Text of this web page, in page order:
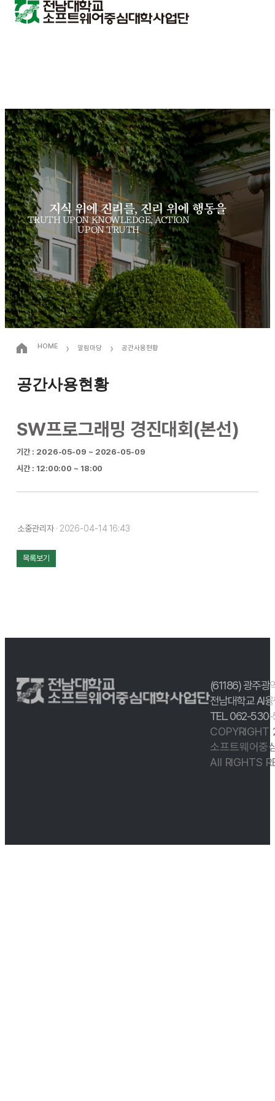
지식 위에 진리를, 진리 위에 행동을
TRUTH UPON KNOWLEDGE, ACTION
UPON TRUTH
HOME › 알림마당 › 공간사용현황
공간사용현황
SW프로그래밍 경진대회(본선)
기간 : 2026-05-09 ~ 2026-05-09
시간 : 12:00:00 ~ 18:00
소중관리자 · 2026-04-14 16:43
목록보기
(61186) 광주광
전남대학교 AI
TEL. 062-
COPYRIGHT
소프트웨어중
All RIGHTS